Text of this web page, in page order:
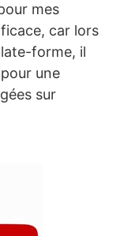
mes
car lors
forme, il
une
sur